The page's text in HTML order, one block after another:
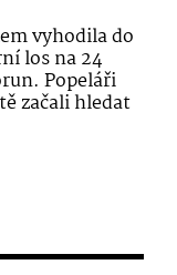
vyhodila do
los na 24
Popeláři
začali hledat